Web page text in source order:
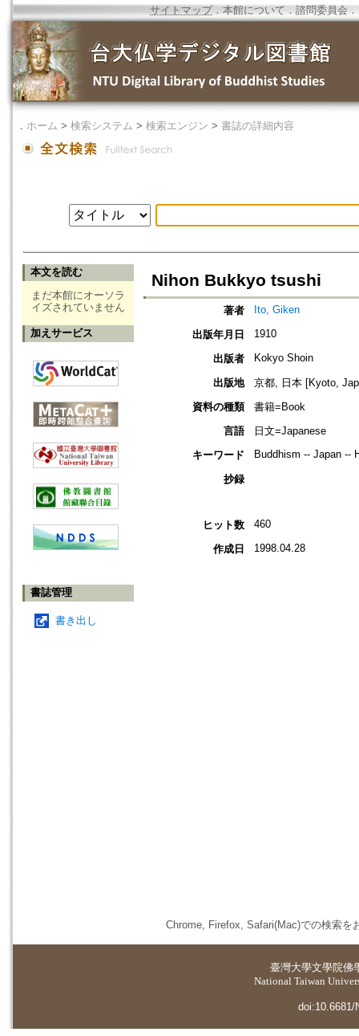
サイトマップ．本館について ． 諮問委員会 ．
． ホーム > 検索システム > 検索エンジン > 書誌の詳細内容
本文を読む
まだ本館にオーソラ
イズされていません
加えサービス
書誌管理
書き出し
Nihon Bukkyo tsushi
著者 Ito, Giken
出版年月日 1910
出版者 Kokyo Shoin
出版地
京都, 日本 [Kyoto,
資料の種類
書籍=Book
言語
日文=Japanese
キーワード
Buddhism -- Japan --
抄録
ヒット数 460
作成日 1998.04.28
Chrome, Firefox, Safari(Mac)での検索を
臺灣大學文學院佛
National Taiwan
doi:10.6681/